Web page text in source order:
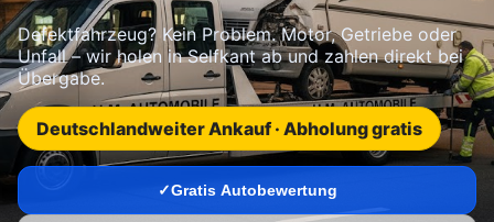
Defektfahrzeug? Kein Problem. Motor, Getriebe oder
Unfall – wir holen in Selfkant ab und zahlen direkt bei
Übergabe.
Deutschlandweiter Ankauf · Abholung gratis
Gratis Autobewertung